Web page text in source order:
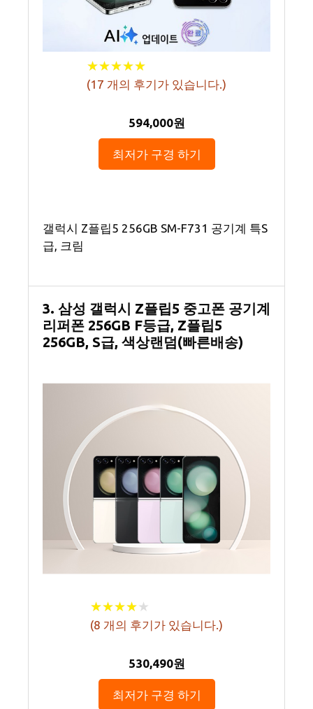
★★★★★
★★★★★
(17 개의 후기가 있습니다.)
594,000원
최저가 구경 하기
갤럭시 Z플립5 256GB SM-F731 공기계 특S
급, 크림
3. 삼성 갤럭시 Z플립5 중고폰 공기계
리퍼폰 256GB F등급, Z플립5
256GB, S급, 색상랜덤(빠른배송)
★★★★★
★★★★★
(8 개의 후기가 있습니다.)
530,490원
최저가 구경 하기